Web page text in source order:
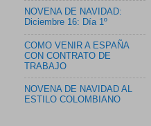
NOVENA DE NAVIDAD:
Diciembre 16: Día 1º
COMO VENIR A ESPAÑA
CON CONTRATO DE
TRABAJO
NOVENA DE NAVIDAD AL
ESTILO COLOMBIANO